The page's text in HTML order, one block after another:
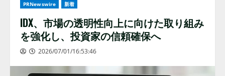
PRNewswire 新着
IDX、市場の透明性向上に向けた取り組み
を強化し、投資家の信頼確保へ
2026/07/01/16:53:46